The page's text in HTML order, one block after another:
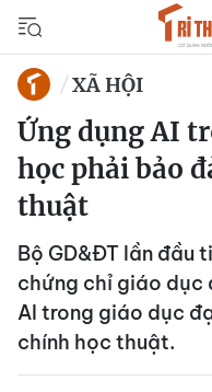
XÃ HỘI
Ứng dụng AI
học phải bảo
thuật
Bộ GD&ĐT lần đầu
chứng chỉ giáo dục
AI trong giáo dục
chính học thuật.